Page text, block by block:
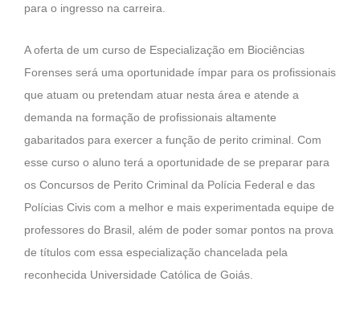
para o ingresso na carreira.
A oferta de um curso de Especialização em Biociências
Forenses será uma oportunidade ímpar para os profissionais
que atuam ou pretendam atuar nesta área e atende a
demanda na formação de profissionais altamente
gabaritados para exercer a função de perito criminal. Com
esse curso o aluno terá a oportunidade de se preparar para
os Concursos de Perito Criminal da Polícia Federal e das
Polícias Civis com a melhor e mais experimentada equipe de
professores do Brasil, além de poder somar pontos na prova
de títulos com essa especialização chancelada pela
reconhecida Universidade Católica de Goiás.